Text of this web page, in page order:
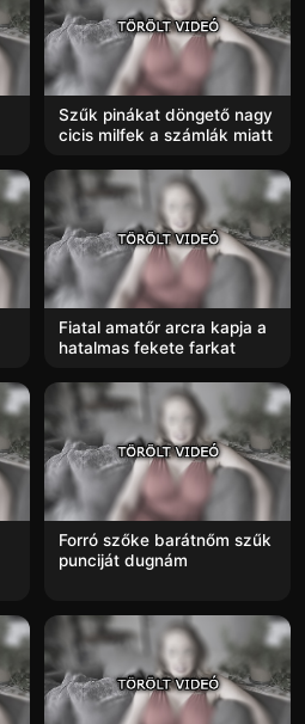
Szűk pinákat döngető nagy
cicis milfek a számlák miatt
Fiatal amatőr arcra kapja a
hatalmas fekete farkat
Forró szőke barátnőm szűk
punciját dugnám